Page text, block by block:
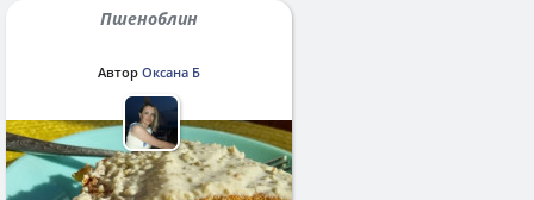
Пшеноблин
Автор Оксана Б